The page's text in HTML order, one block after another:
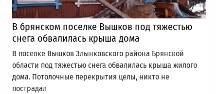
В брянском поселке Вышков под тяжестью
снега обвалилась крыша дома
В поселке Вышков Злынковского района Брянской
области под тяжестью снега обвалилась крыша жилого
дома. Потолочные перекрытия целы, никто не
пострадал